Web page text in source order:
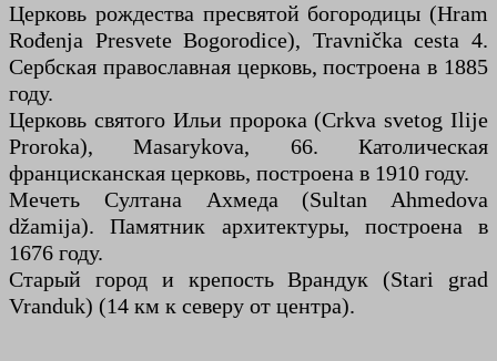
Церковь рождества пресвятой богородицы (Hram
Rođenja Presvete Bogorodice), Travnička cesta 4.
Сербская православная церковь, построена в 1885
году.
Церковь святого Ильи пророка (Crkva svetog Ilije
Proroka), Masarykova, 66. Католическая
францисканская церковь, построена в 1910 году.
Мечеть Султана Ахмеда (Sultan Ahmedova
džamija). Памятник архитектуры, построена в
1676 году.
Старый город и крепость Врандук (Stari grad
Vranduk) (14 км к северу от центра).